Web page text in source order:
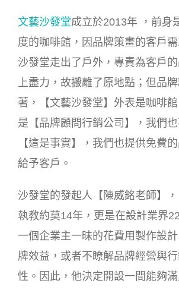
文藝沙發堂成立於2013年 ，前身
度的咖啡館，因品牌策畫的客戶
沙發堂走出了戶外，專責為客戶
上盡力，故搬離了原地點；但品
著，【文藝沙發堂】外表是咖啡
是【品牌顧問行銷公司】，我們
【這是事實】，我們也提供免費
給予客戶。
沙發堂的發起人【陳威銘老師】
執教約莫14年，更是在設計業界
一個企業主一昧的花費用製作設
牌效益，或者不瞭解品牌經營與
性。因此，他決定開設一間能夠